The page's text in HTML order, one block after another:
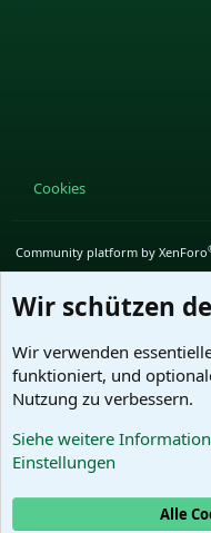
Cookies
Community platform by XenForo
Wir schützen
Wir verwenden
funktioniert, und
Nutzung zu verbessern.
Siehe weitere
Einstellungen
Alle